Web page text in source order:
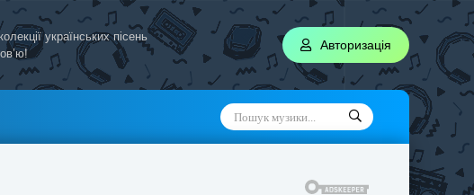
українських пісень
Авторизація